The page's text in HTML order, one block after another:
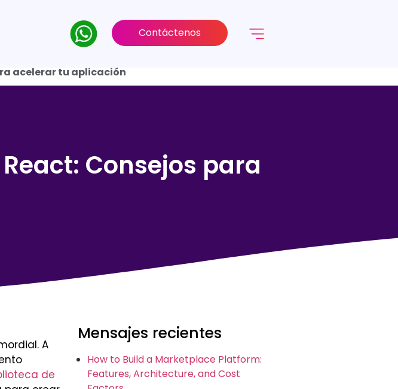
Contáctenos
acelerar tu aplicación
Consejos para
A
de
Mensajes recientes
How to Build a Marketplace Platform:
Features, Architecture, and Cost